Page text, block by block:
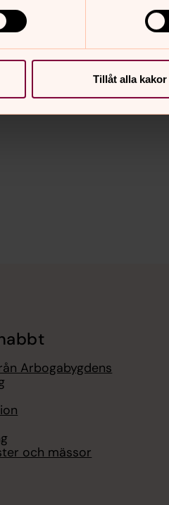
Tillåt alla kakor
Arbogabygdens
och mässor